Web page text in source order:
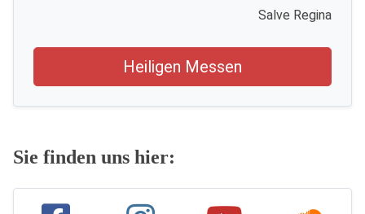
Salve Regina
Heiligen Messen
Sie finden uns hier: